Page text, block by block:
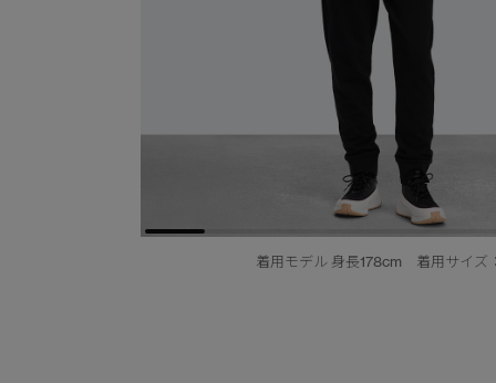
着用モデル 身長178cm 着用サイズ